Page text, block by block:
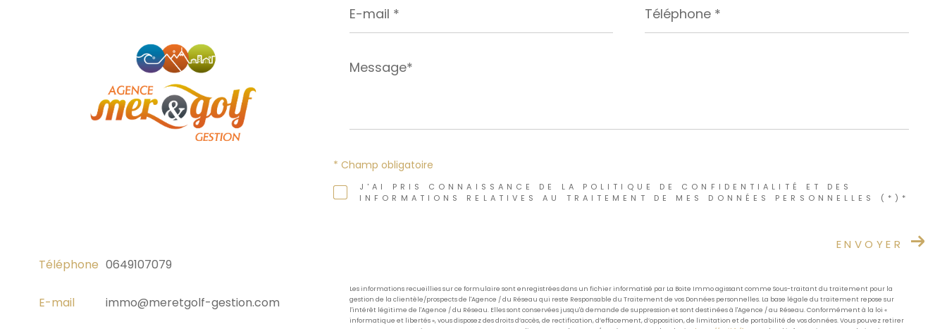
Téléphone 0649107079
E-mail immo@meretgolf-gestion.com
mail
*
*
Message*
*
J'AI PRIS CONNAISSANCE DE LA POLITIQUE DE CONFIDENTIALITÉ ET DES
INFORMATIONS RELATIVES AU TRAITEMENT DE MES DONNÉES PERSONNELLES (*)*
* Champ obligatoire
ENVOYER
Les informations recueillies sur ce formulaire sont enregistrées dans un fichier informatisé par La Boite Immo agissant comme Sous-traitant du traitement pour la
gestion de la clientèle/prospects de l'Agence / du Réseau qui reste Responsable du Traitement de vos Données personnelles. La base légale du traitement repose sur
l'intérêt légitime de l'Agence / du Réseau. Elles sont conservées jusqu'à demande de suppression et sont destinées à l'Agence / au Réseau. Conformément à la loi «
informatique et libertés », vous disposez des droits d’accès, de rectification, d’effacement, d’opposition, de limitation et de portabilité de vos données. Vous pouvez retirer